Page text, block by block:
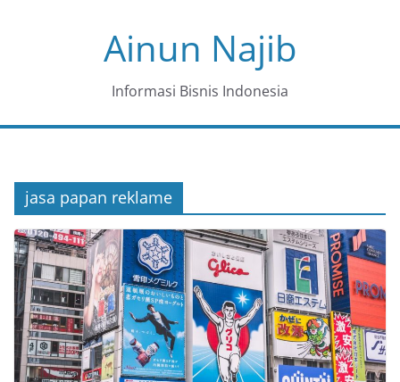
Ainun Najib
Informasi Bisnis Indonesia
jasa papan reklame